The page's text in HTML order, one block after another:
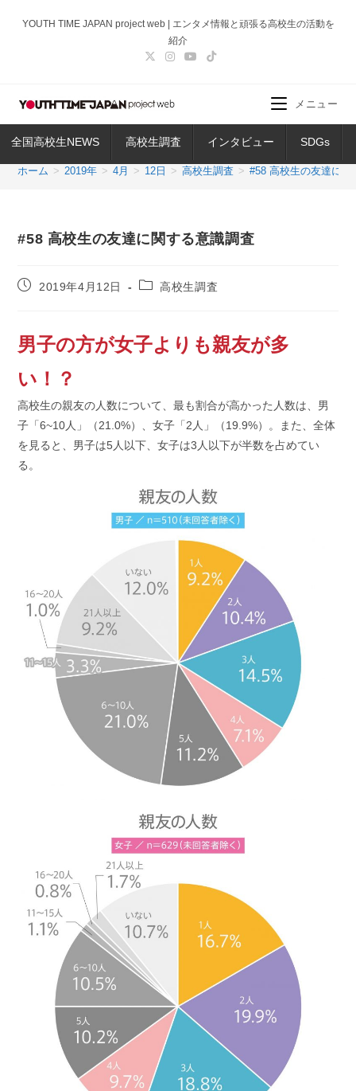
ス
ッ
YOUTH TIME JAPAN project web | エンタメ情報と頑張る高校生の活動を
紹介
全国高校生NEWS 高校生調査 インタビュー SDGs
メニュー
ホーム > 2019年 > 4月 > 12日 > 高校生調査 > #58 高校生の友達に関
#58 高校生の友達に関する意識調査
投
日:
2019年4月12日
投
ゴ
高校生調査
男子の方が女子よりも親友が多
い！？
高校生の親友の人数について、最も割合が高かった人数は、男
子「6~10人」（21.0%）、女子「2人」（19.9%）。また、全体
を見ると、男子は5人以下、女子は3人以下が半数を占めてい
る。